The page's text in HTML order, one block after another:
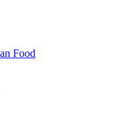
Food